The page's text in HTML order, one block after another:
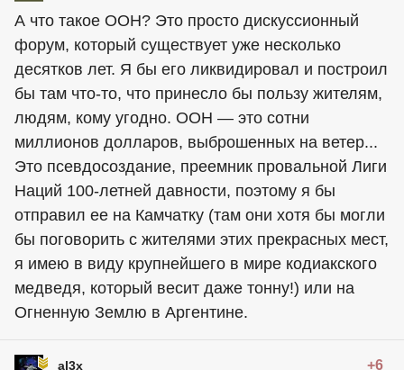
А что такое ООН? Это просто дискуссионный
форум, который существует уже несколько
десятков лет. Я бы его ликвидировал и построил
бы там что-то, что принесло бы пользу жителям,
людям, кому угодно. ООН — это сотни
миллионов долларов, выброшенных на ветер...
Это псевдосоздание, преемник провальной Лиги
Наций 100-летней давности, поэтому я бы
отправил ее на Камчатку (там они хотя бы могли
бы поговорить с жителями этих прекрасных мест,
я имею в виду крупнейшего в мире кодиакского
медведя, который весит даже тонну!) или на
Огненную Землю в Аргентине.
al3x +6